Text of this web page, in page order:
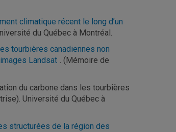
climatique récent le long d’un
du Québec à Montréal.
tourbières canadiennes non
Landsat . (Mémoire de
du carbone dans les tourbières
Université du Québec à
structurées de la région des